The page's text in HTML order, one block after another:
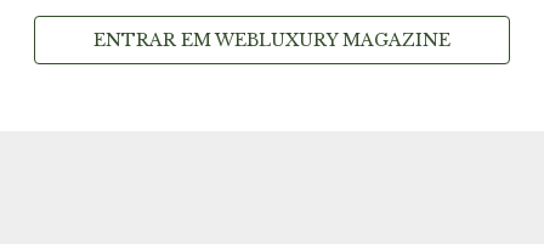
ENTRAR EM WEBLUXURY MAGAZINE